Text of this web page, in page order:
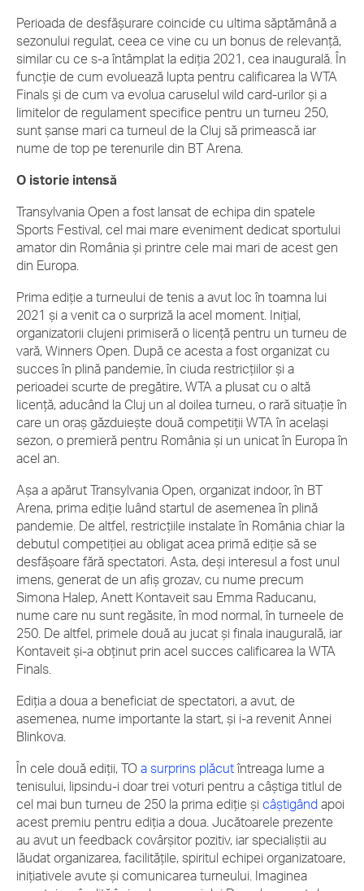
Perioada de desfășurare coincide cu ultima săptămână a
sezonului regulat, ceea ce vine cu un bonus de relevanță,
similar cu ce s-a întâmplat la ediția 2021, cea inaugurală. În
funcție de cum evoluează lupta pentru calificarea la WTA
Finals și de cum va evolua caruselul wild card-urilor și a
limitelor de regulament specifice pentru un turneu 250,
sunt șanse mari ca turneul de la Cluj să primească iar
nume de top pe terenurile din BT Arena.
O istorie intensă
Transylvania Open a fost lansat de echipa din spatele
Sports Festival, cel mai mare eveniment dedicat sportului
amator din România și printre cele mai mari de acest gen
din Europa.
Prima ediție a turneului de tenis a avut loc în toamna lui
2021 și a venit ca o surpriză la acel moment. Inițial,
organizatorii clujeni primiseră o licență pentru un turneu de
vară, Winners Open. După ce acesta a fost organizat cu
succes în plină pandemie, în ciuda restricțiilor și a
perioadei scurte de pregătire, WTA a plusat cu o altă
licență, aducând la Cluj un al doilea turneu, o rară situație în
care un oraș găzduiește două competiții WTA în același
sezon, o premieră pentru România și un unicat în Europa în
acel an.
Așa a apărut Transylvania Open, organizat indoor, în BT
Arena, prima ediție luând startul de asemenea în plină
pandemie. De altfel, restricțiile instalate în România chiar la
debutul competiției au obligat acea primă ediție să se
desfășoare fără spectatori. Asta, deși interesul a fost unul
imens, generat de un afiș grozav, cu nume precum
Simona Halep, Anett Kontaveit sau Emma Raducanu,
nume care nu sunt regăsite, în mod normal, în turneele de
250. De altfel, primele două au jucat și finala inaugurală, iar
Kontaveit și-a obținut prin acel succes calificarea la WTA
Finals.
Ediția a doua a beneficiat de spectatori, a avut, de
asemenea, nume importante la start, și i-a revenit Annei
Blinkova.
În cele două ediții, TO a surprins plăcutîntreaga lume a
tenisului, lipsindu-i doar trei voturi pentru a câștiga titlul de
cel mai bun turneu de 250 la prima ediție și câștigând apoi
acest premiu pentru ediția a doua. Jucătoarele prezente
au avut un feedback covârșitor pozitiv, iar specialiștii au
lăudat organizarea, facilitățile, spiritul echipei organizatoare,
inițiativele avute și comunicarea turneului. Imaginea